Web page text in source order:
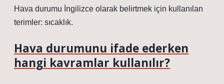
Hava durumu İngilizce olarak belirtmek için kullanılan
terimler: sıcaklık.
Hava durumunu ifade ederken
hangi kavramlar kullanılır?